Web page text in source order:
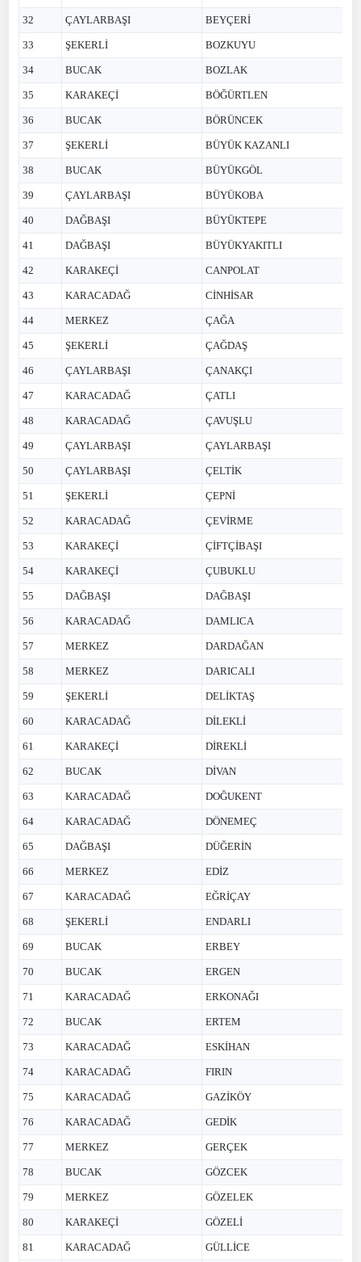
32 ÇAYLARBAŞI BEYÇERİ
33 ŞEKERLİ BOZKUYU
34 BUCAK BOZLAK
35 KARAKEÇİ BÖĞÜRTLEN
36 BUCAK BÖRÜNCEK
37 ŞEKERLİ BÜYÜK KAZANLI
38 BUCAK BÜYÜKGÖL
39 ÇAYLARBAŞI BÜYÜKOBA
40 DAĞBAŞI BÜYÜKTEPE
41 DAĞBAŞI BÜYÜKYAKITLI
42 KARAKEÇİ CANPOLAT
43 KARACADAĞ CİNHİSAR
44 MERKEZ ÇAĞA
45 ŞEKERLİ ÇAĞDAŞ
46 ÇAYLARBAŞI ÇANAKÇI
47 KARACADAĞ ÇATLI
48 KARACADAĞ ÇAVUŞLU
49 ÇAYLARBAŞI ÇAYLARBAŞI
50 ÇAYLARBAŞI ÇELTİK
51 ŞEKERLİ ÇEPNİ
52 KARACADAĞ ÇEVİRME
53 KARAKEÇİ ÇİFTÇİBAŞI
54 KARAKEÇİ ÇUBUKLU
55 DAĞBAŞI DAĞBAŞI
56 KARACADAĞ DAMLICA
57 MERKEZ DARDAĞAN
58 MERKEZ DARICALI
59 ŞEKERLİ DELİKTAŞ
60 KARACADAĞ DİLEKLİ
61 KARAKEÇİ DİREKLİ
62 BUCAK DİVAN
63 KARACADAĞ DOĞUKENT
64 KARACADAĞ DÖNEMEÇ
65 DAĞBAŞI DÜĞERİN
66 MERKEZ EDİZ
67 KARACADAĞ EĞRİÇAY
68 ŞEKERLİ ENDARLI
69 BUCAK ERBEY
70 BUCAK ERGEN
71 KARACADAĞ ERKONAĞI
72 BUCAK ERTEM
73 KARACADAĞ ESKİHAN
74 KARACADAĞ FIRIN
75 KARACADAĞ GAZİKÖY
76 KARACADAĞ GEDİK
77 MERKEZ GERÇEK
78 BUCAK GÖZCEK
79 MERKEZ GÖZELEK
80 KARAKEÇİ GÖZELİ
81 KARACADAĞ GÜLLİCE